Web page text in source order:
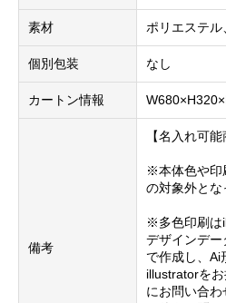
素材 ポリエステル
個別包装 なし
カートン情報
備考
【名入れ可能
※本体色や印
の対象外とな
※多色印刷は
デザインデ
で作成し、Ai
illustratorを
にお問い合